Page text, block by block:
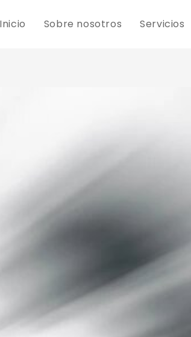
Inicio Sobre nosotros Servicios